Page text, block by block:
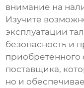
внимание на
Изучите
эксплуатации
безопасность и
приобретённого
поставщика,
но и